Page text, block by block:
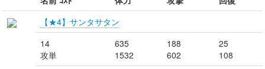
【★4】サンタサタン
14
攻単
635
1532
188
602
25
108